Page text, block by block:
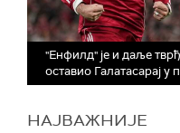
"Енфилд" је и даље
оставио Галатасарај у
НАЈВАЖНИЈЕ